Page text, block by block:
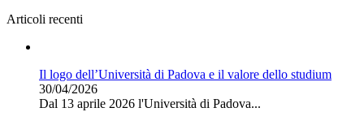
Articoli recenti
Il logo dell’Università di Padova e il valore dello studium
30/04/2026
Dal 13 aprile 2026 l'Università di Padova...